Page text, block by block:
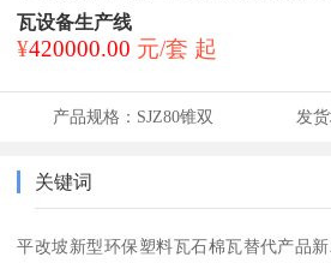
瓦设备生产线
¥420000.00 元/套 起
产品规格： SJZ80锥双 发
关键词
平改坡新型环保塑料瓦石棉瓦替代产品